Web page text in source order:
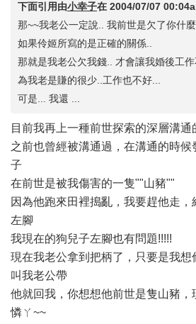
下面引用由小幸子在 2004/07/07
那~~我老公一定說.. 我前世是欠了你什
如果伶姬所寫的是正確的關係..
那就是我老公欠我錢.. 才會讓我婚後工
為我老是賺的很少..工作也不好...
可是... 我還 ...
目前我再上一種前世探索的深層溝通
之前也曾經被溝通過，在溝通的時
子
在前世是被我傷害的一隻""山豬""
因為他跑來田裡搗亂，我要趕他走
左腳
我現在的狗兒子左腳也有問題!!!!!
現在我老公拿到把柄了，只要是我
叫我老公帶
他就回我，你想想他前世是隻山豬，
憐ㄚ~~